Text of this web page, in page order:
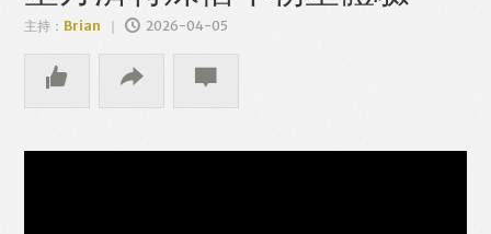
主持： Brian 2026-04-05